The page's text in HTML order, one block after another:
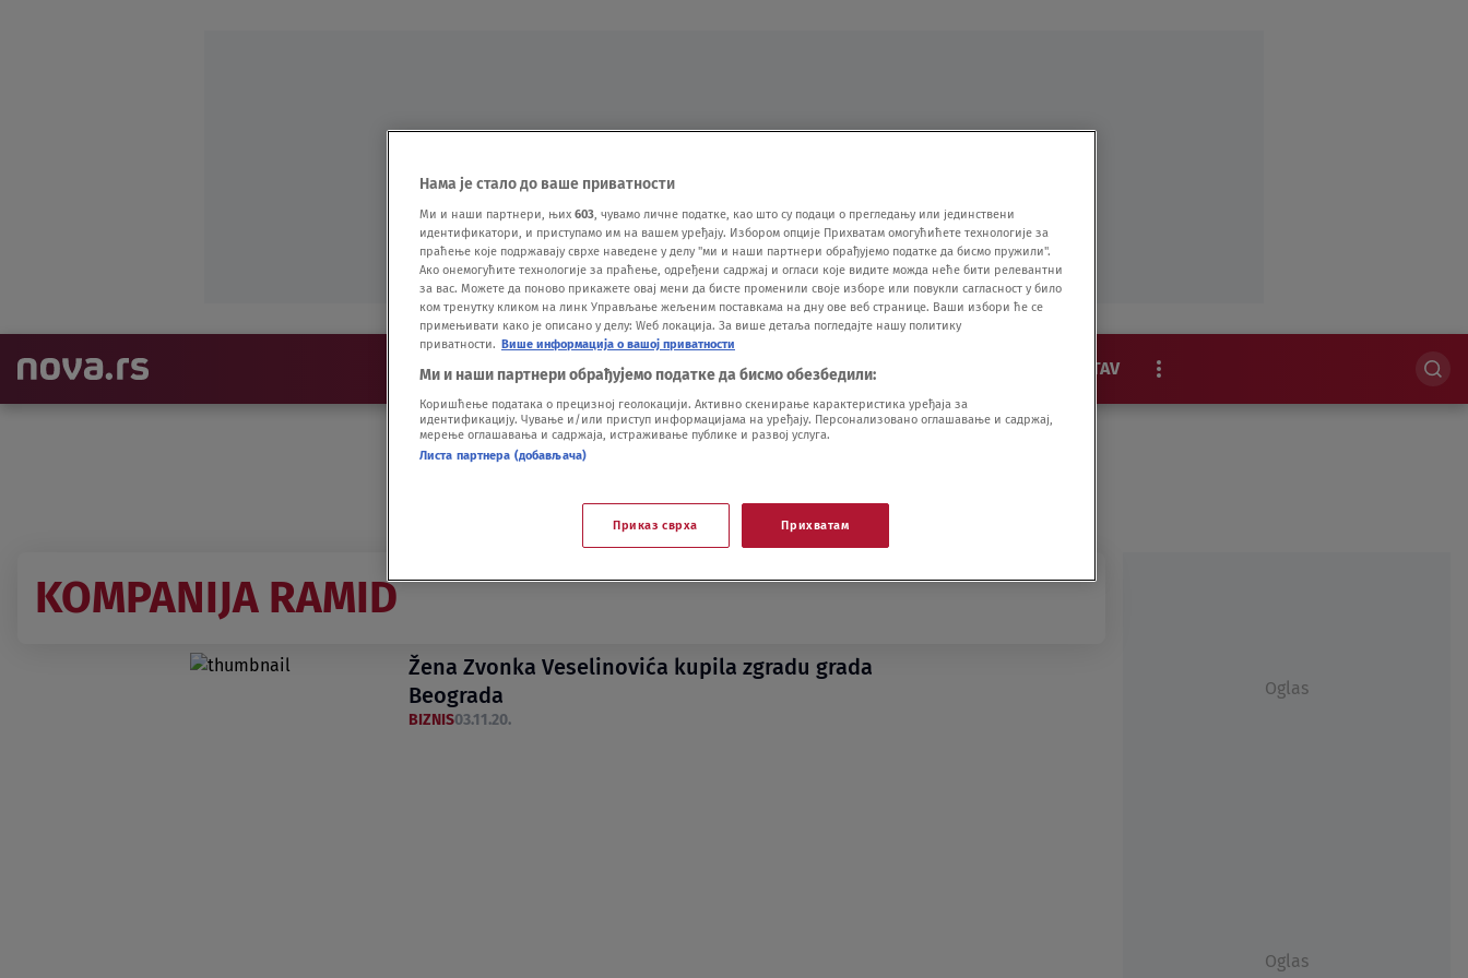
NAJNOVIJE VESTI SHOW SPORT VIDEO NOVA BAZA STAV
EKSKLUZIVNO
KOMPANIJA RAMID
Žena Zvonka Veselinovića kupila zgradu grada
Beograda
BIZNIS03.11.20.
Oglas
Oglas
Нама је стало до ваше приватности
Ми и наши партнери, њих 603, чувамо личне податке, као што су подаци о прегледању или јединствени
идентификатори, и приступамо им на вашем уређају. Избором опције Прихватам омогућићете технологије за
праћење које подржавају сврхе наведене у делу "ми и наши партнери обрађујемо податке да бисмо пружили".
Ако онемогућите технологије за праћење, одређени садржај и огласи које видите можда неће бити релевантни
за вас. Можете да поново прикажете овај мени да бисте променили своје изборе или повукли сагласност у било
ком тренутку кликом на линк Управљање жељеним поставкама на дну ове веб странице. Ваши избори ће се
примењивати како је описано у делу: Wеб локација. За више детаља погледајте нашу политику
приватности. Више информација о вашој приватности
Ми и наши партнери обрађујемо податке да бисмо обезбедили:
Коришћење података о прецизној геолокацији. Активно скенирање карактеристика уређаја за
идентификацију. Чување и/или приступ информацијама на уређају. Персонализовано оглашавање и садржај,
мерење оглашавања и садржаја, истраживање публике и развој услуга.
Листа партнера (добављача)
Приказ сврха Прихватам